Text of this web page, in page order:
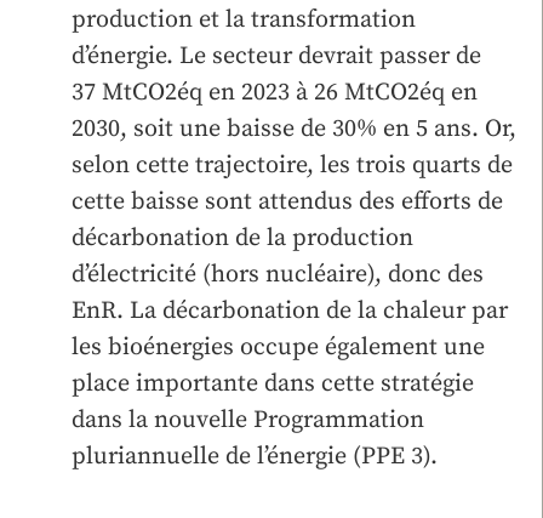
production et la transformation
d’énergie. Le secteur devrait passer de
37 MtCO2éq en 2023 à 26 MtCO2éq en
2030, soit une baisse de 30% en 5 ans. Or,
selon cette trajectoire, les trois quarts de
cette baisse sont attendus des efforts de
décarbonation de la production
d’électricité (hors nucléaire), donc des
EnR. La décarbonation de la chaleur par
les bioénergies occupe également une
place importante dans cette stratégie
dans la nouvelle Programmation
pluriannuelle de l’énergie (PPE 3).